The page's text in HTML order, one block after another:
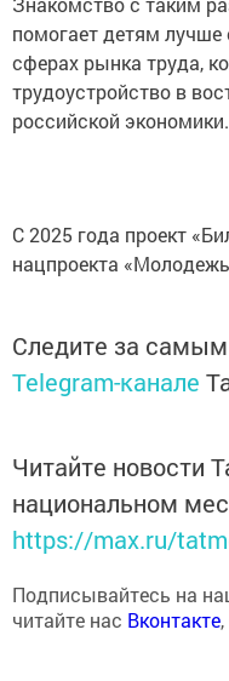
помогает детям
сферах рынка труда,
трудоустройство в
российской экономики.
С 2025 года проект
нацпроекта
Следите за
Telegram-канале
Читайте новости
национальном
https://max.ru/
Подписывайтесь на
читайте нас Вконтакте,